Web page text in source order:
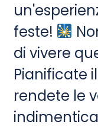
feste!
di vivere
Pianificate
rendete le